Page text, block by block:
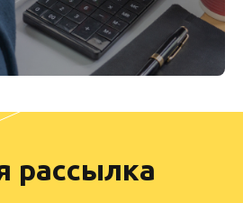
рассылка